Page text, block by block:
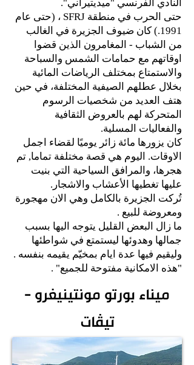
النادي الفرنسي "ميديتيراني".
حتى الحرب في منطقة SFRJ ، (حتى عام
1991.) كان ضيوف الجزيرة في الغالب
من الشباب - المغامرون الذين قضوا
اوقاتهم مع حمامات الشمس والسباحة
والاستمتاع بمختلف الرياضات المائية
بخلال عطلهم الصيفية المختلفة، في حين
هتف العديد من شخصيات الرسوم
المتحركة لهم بالعروض الثقافية
والفعاليات المسلية.
كان يزورها مائة زائر يوميًا لقضاء اجمل
الاوقات. اليوم هي قصة مختلفة تماما, تم
هجرها، والمرافق السياحية التي بنيت
عليها تغطيها الأعشاب والاشجار.
تُركت الجزيرة بالكامل وهي الان مهجورة
ومعروضة للبيع .
ما زال البعض القليل يتوجه اليها بسبب
جمالها وهدوئها ليستمتع في شواطئها
وليقيم فيها عدة ايام بمخيّم يقيمه بنفسه .
"هذه الامكانية مفتوحة للجميع" .
ميناء بورتو مونتينيغرو -
تيڤات